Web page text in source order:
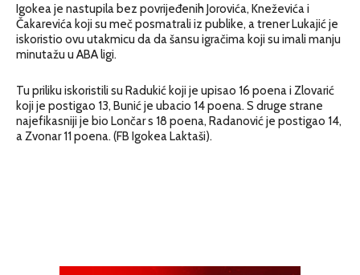
Igokea je nastupila bez povrijeđenih Jorovića, Kneževića i
Čakarevića koji su meč posmatrali iz publike, a trener Lukajić je
iskoristio ovu utakmicu da da šansu igračima koji su imali manju
minutažu u ABA ligi.
Tu priliku iskoristili su Radukić koji je upisao 16 poena i Zlovarić
koji je postigao 13, Bunić je ubacio 14 poena. S druge strane
najefikasniji je bio Lončar s 18 poena, Radanović je postigao 14,
a Zvonar 11 poena. (FB Igokea Laktaši).